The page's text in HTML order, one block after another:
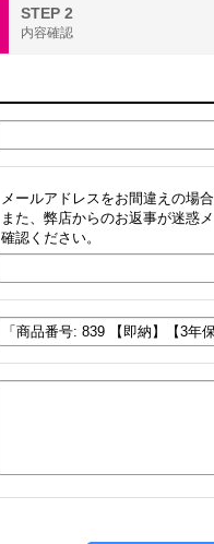
STEP 2
内容確認
メールアドレスをお間違えの場
また、弊店からのお返事が迷惑
確認ください。